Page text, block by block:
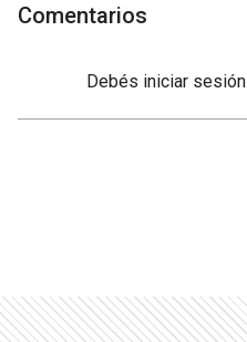
Comentarios
Debés iniciar sesión